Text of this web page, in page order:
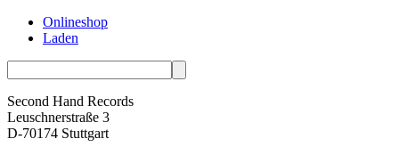
Onlineshop
Laden
Second Hand Records
Leuschnerstraße 3
D-70174 Stuttgart